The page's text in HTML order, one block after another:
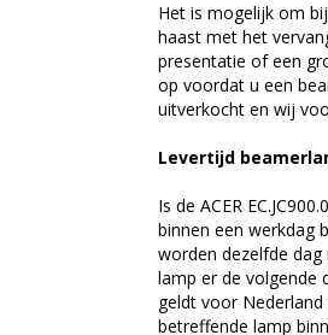
Het is mogelijk om
haast met het
presentatie of een
op voordat u een
uitverkocht en wij
Levertijd
Is de ACER
binnen een werkdag
worden dezelfde
lamp er de volgende
geldt voor
betreffende lamp